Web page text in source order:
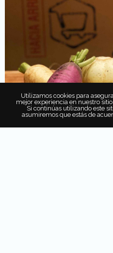
Utilizamos cookies para
mejor experiencia en nuestro
Si continúas utilizando este
asumiremos que estás de